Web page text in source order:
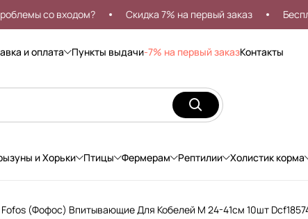
со входом? Скидка 7% на первый заказ
и оплата Пункты выдачи-7% на первый заказКонтакты
и Хорьки Птицы Фермерам Рептилии Холистик корма
Fofos (Фофос) Впитывающие Для Кобелей M 24-41см 10шт